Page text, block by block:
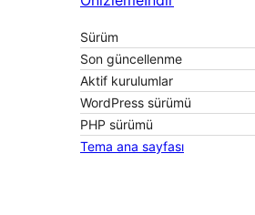
Sürüm
Son güncellenme
Aktif kurulumlar
WordPress sürümü
PHP sürümü
Tema ana sayfası